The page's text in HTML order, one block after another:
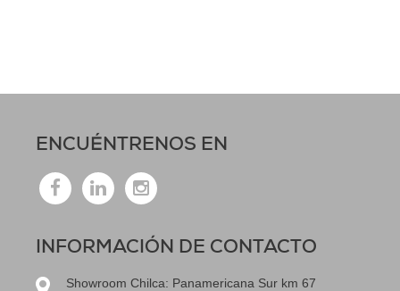
ENCUÉNTRENOS EN
INFORMACIÓN DE CONTACTO
Showroom Chilca: Panamericana Sur km 67